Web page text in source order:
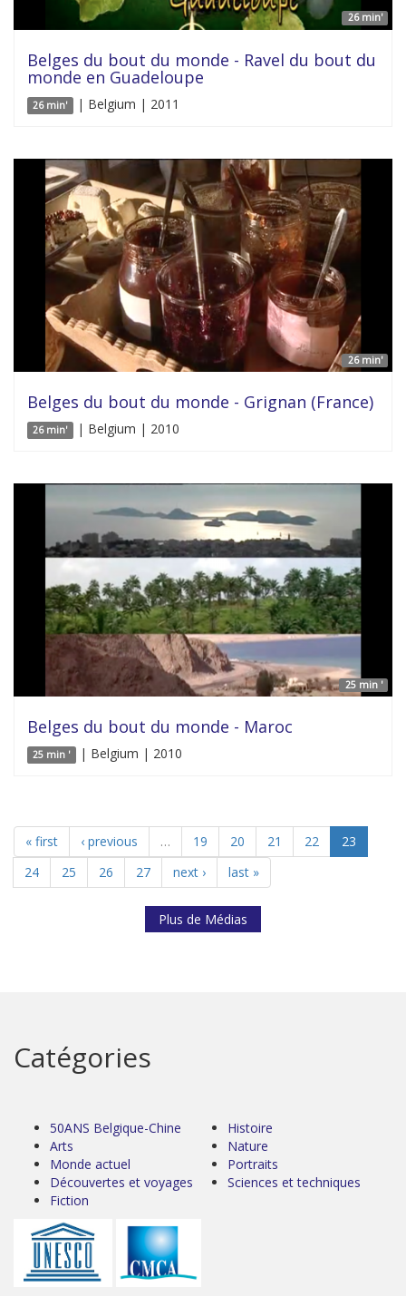
26 min'
Belges du bout du monde - Ravel du bout du
monde en Guadeloupe
26 min' | Belgium | 2011
26 min'
Belges du bout du monde - Grignan (France)
26 min' | Belgium | 2010
25 min '
Belges du bout du monde - Maroc
25 min ' | Belgium | 2010
« first ‹ previous … 19 20 21 22
23
24
25 26 27 next › last »
Plus de Médias
Catégories
50ANS Belgique-Chine
Arts
Monde actuel
Découvertes et voyages
Fiction
Histoire
Nature
Portraits
Sciences et techniques